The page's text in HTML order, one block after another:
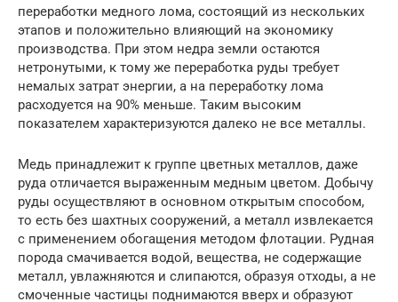
переработки медного лома, состоящий из нескольких
этапов и положительно влияющий на экономику
производства. При этом недра земли остаются
нетронутыми, к тому же переработка руды требует
немалых затрат энергии, а на переработку лома
расходуется на 90% меньше. Таким высоким
показателем характеризуются далеко не все металлы.
Медь принадлежит к группе цветных металлов, даже
руда отличается выраженным медным цветом. Добычу
руды осуществляют в основном открытым способом,
то есть без шахтных сооружений, а металл извлекается
с применением обогащения методом флотации. Рудная
порода смачивается водой, вещества, не содержащие
металл, увлажняются и слипаются, образуя отходы, а не
смоченные частицы поднимаются вверх и образуют